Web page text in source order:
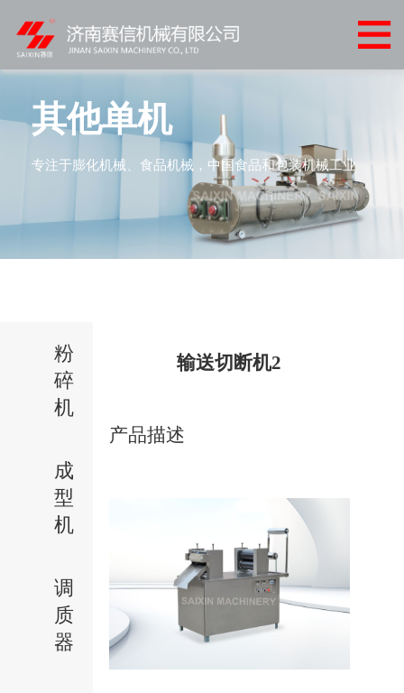
心
案
户
新
其他单机
专注于膨化机械、食品机械，中国食品和包装机械工业
粉
碎
机
成
型
机
调
质
器
输送切断机2
产品描述